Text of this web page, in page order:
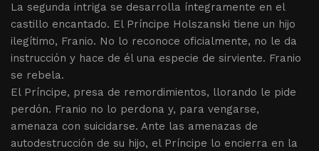
La segunda intriga se desarrolla íntegramente en el
castillo encantado. El Príncipe Holszanski tiene un hijo
ilegítimo, Franio. No lo reconoce oficialmente, no le da
instrucción y hace de él una especie de sirviente. Franio
se rebela.
El Príncipe, presa de remordimientos, llorando le pide
perdón. Franio no lo perdona y, para vengarse,
amenaza con suicidarse. Ante las amenazas de
autodestrucción de su hijo, el Príncipe lo encierra en la